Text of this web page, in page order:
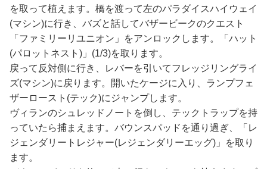
を取って植えます。橋を渡って左のパラダイスハイウェイ
(マシン)に行き、バズと話してバザービークのクエスト
「ファミリーリユニオン」をアンロックします。「ハット
(パロットネスト)」(1/3)を取ります。
戻って反対側に行き、レバーを引いてフレッジリングライ
ズ(マシン)に戻ります。開いたケージに入り、ランプフェ
ザーロースト(テック)にジャンプします。
ヴィランのシュレッドノートを倒し、テックトラップを持
っていたら捕まえます。バウンスパッドを通り過ぎ、「レ
ジェンダリートレジャー(レジェンダリーエッグ)」を取り
ます。